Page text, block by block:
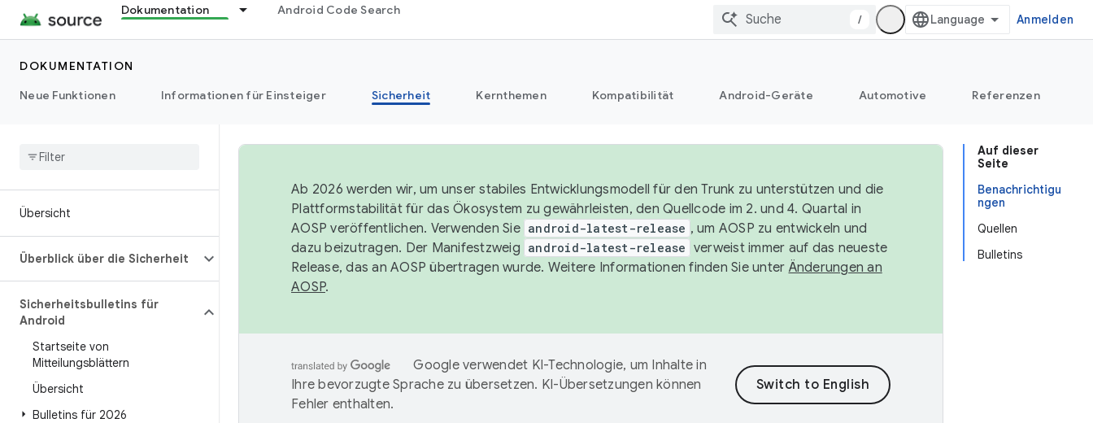
Dokumentation Android Code Search
/ Anmelden
DOKUMENTATION
Neue Funktionen
Informationen für Einsteiger Sicherheit Kernthemen Kompatibilität Android-Geräte Automotive Referenzen
Übersicht
Überblick über die Sicherheit
Sicherheitsbulletins für
Android
Startseite von
Mitteilungsblättern
Übersicht
Bulletins für 2026
Auf dieser
Seite
Benachrichtigu
ngen
Quellen
Bulletins
Ab 2026 werden wir, um unser stabiles Entwicklungsmodell für den Trunk zu unterstützen und die
Plattformstabilität für das Ökosystem zu gewährleisten, den Quellcode im 2. und 4. Quartal in
AOSP veröffentlichen. Verwenden Sie android-latest-release , um AOSP zu entwickeln und
dazu beizutragen. Der Manifestzweig android-latest-release verweist immer auf das neueste
Release, das an AOSP übertragen wurde. Weitere Informationen finden Sie unter Änderungen an
AOSP.
Google verwendet KI-Technologie, um Inhalte in
Ihre bevorzugte Sprache zu übersetzen. KI-Übersetzungen können
Fehler enthalten.